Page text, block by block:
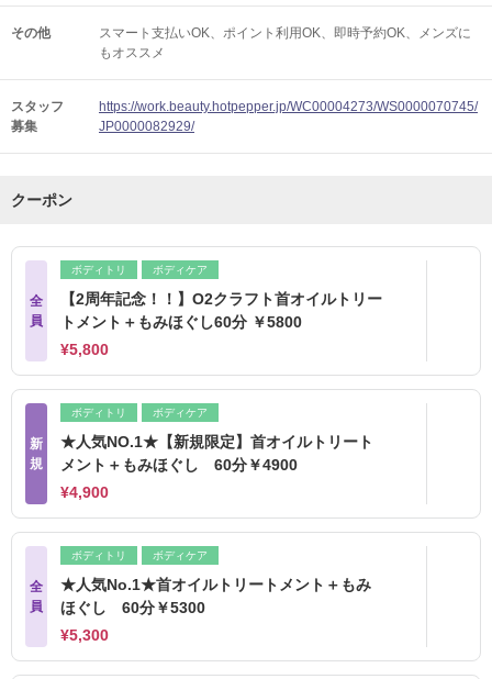
その他 スマート支払いOK ポイント利用OK 即時予約OK
メンズに
もオススメ
スタッフ
募集
https://work.beauty.hotpepper.jp/WC00004273/WS0000070745/
JP0000082929/
クーポン
全
員
ボディトリ ボディケア
【2周年記念！！】O2クラフト首オイルトリー
トメント＋もみほぐし60分 ￥5800
¥5,800
新
規
ボディトリ ボディケア
★人気NO.1★【新規限定】首オイルトリート
メント＋もみほぐし 60分￥4900
¥4,900
全
員
ボディトリ ボディケア
★人気No.1★首オイルトリートメント＋もみ
ほぐし 60分￥5300
¥5,300